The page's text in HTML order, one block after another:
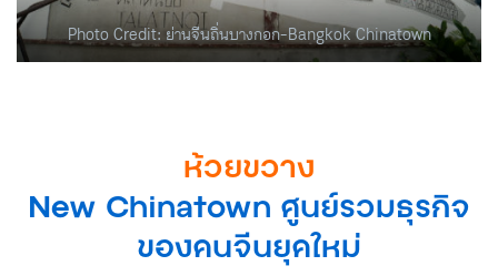
Photo Credit: ย่านจีนถิ่นบางกอก-Bangkok Chinatown
ห้วยขวาง
New Chinatown ศูนย์รวมธุรกิจ
ของคนจีนยุคใหม่